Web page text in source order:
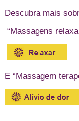
Descubra mais
“Massagens
E “Massagem